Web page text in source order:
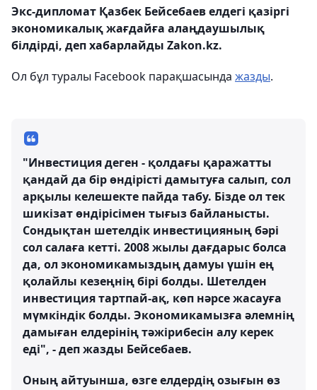
Экс-дипломат Қазбек Бейсебаев елдегі қазіргі
экономикалық жағдайға алаңдаушылық
білдірді, деп хабарлайды Zakon.kz.
Ол бұл туралы Facebook парақшасында жазды.
"Инвестиция деген - қолдағы қаражатты
қандай да бір өндірісті дамытуға салып, сол
арқылы келешекте пайда табу. Бізде ол тек
шикізат өндірісімен тығыз байланысты.
Сондықтан шетелдік инвестицияның бәрі
сол салаға кетті. 2008 жылы дағдарыс болса
да, ол экономикамыздың дамуы үшін ең
қолайлы кезеңнің бірі болды. Шетелден
инвестиция тартпай-ақ, көп нәрсе жасауға
мүмкіндік болды. Экономикамызға әлемнің
дамыған елдерінің тәжірибесін алу керек
еді", - деп жазды Бейсебаев.
Оның айтуынша, өзге елдердің озығын өз